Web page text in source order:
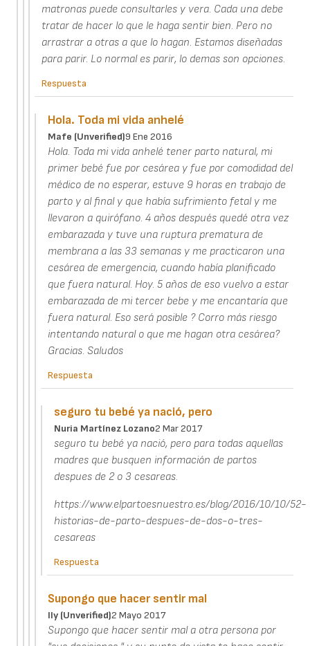
matronas puede consultarles y vera. Cada una debe
tratar de hacer lo que le haga sentir bien. Pero no
arrastrar a otras a que lo hagan. Estamos diseñadas
para parir. Lo normal es parir, lo demas son opciones.
Respuesta
Hola. Toda mi vida anhelé
Mafe (unverified)9 Ene 2016
Hola. Toda mi vida anhelé tener parto natural, mi
primer bebé fue por cesárea y fue por comodidad del
médico de no esperar, estuve 9 horas en trabajo de
parto y al final y que había sufrimiento fetal y me
llevaron a quirófano. 4 años después quedé otra vez
embarazada y tuve una ruptura prematura de
membrana a las 33 semanas y me practicaron una
cesárea de emergencia, cuando había planificado
que fuera natural. Hoy. 5 años de eso vuelvo a estar
embarazada de mi tercer bebe y me encantaría que
fuera natural. Eso será posible ? Corro más riesgo
intentando natural o que me hagan otra cesárea?
Gracias. Saludos
Respuesta
seguro tu bebé ya nació, pero
Nuria Martínez Lozano2 Mar 2017
seguro tu bebé ya nació, pero para todas aquellas
madres que busquen información de partos
despues de 2 o 3 cesareas.
https://www.elpartoesnuestro.es/blog/2016/10/10/52-
historias-de-parto-despues-de-dos-o-tres-
cesareas
Respuesta
Supongo que hacer sentir mal
Ily (unverified)2 Mayo 2017
Supongo que hacer sentir mal a otra persona por